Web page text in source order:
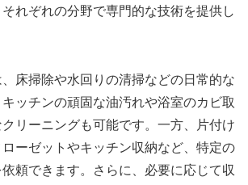
れぞれの分野で専門的な技術を提供し
床掃除や水回りの清掃などの日常的な
ッチンの頑固な油汚れや浴室のカビ取
リーニングも可能です。一方、片付け
ーゼットやキッチン収納など、特定の
頼できます。さらに、必要に応じて収